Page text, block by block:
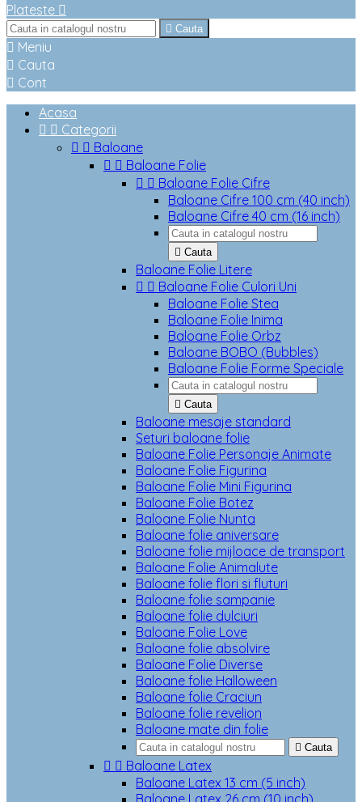
Plateste 
 Cauta
 Meniu
 Cauta
 Cont
Acasa
  Categorii
  Baloane
  Baloane Folie
  Baloane Folie Cifre
Baloane Cifre 100 cm (40 inch)
Baloane Cifre 40 cm (16 inch)
 Cauta
Baloane Folie Litere
  Baloane Folie Culori Uni
Baloane Folie Stea
Baloane Folie Inima
Baloane Folie Orbz
Baloane BOBO (Bubbles)
Baloane Folie Forme Speciale
 Cauta
Baloane mesaje standard
Seturi baloane folie
Baloane Folie Personaje Animate
Baloane Folie Figurina
Baloane Folie Mini Figurina
Baloane Folie Botez
Baloane Folie Nunta
Baloane folie aniversare
Baloane folie mijloace de transport
Baloane Folie Animalute
Baloane folie flori si fluturi
Baloane folie sampanie
Baloane folie dulciuri
Baloane Folie Love
Baloane folie absolvire
Baloane Folie Diverse
Baloane folie Halloween
Baloane folie Craciun
Baloane folie revelion
Baloane mate din folie
 Cauta
  Baloane Latex
Baloane Latex 13 cm (5 inch)
Baloane Latex 26 cm (10 inch)